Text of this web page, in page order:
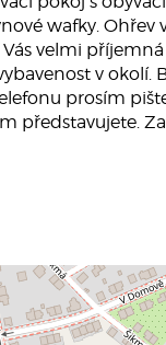
wafky. Ohřev
velmi
v okolí.
prosím
představujete.